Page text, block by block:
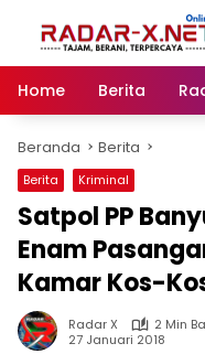
konten
Home
Berita
Beranda Berita
Berita Kriminal
Satpol PP
Enam
Kamar Kos-
Radar X
2 Min
27 Januari 2018